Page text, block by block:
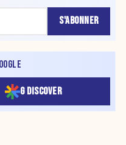
S'ABONNER
G DISCOVER